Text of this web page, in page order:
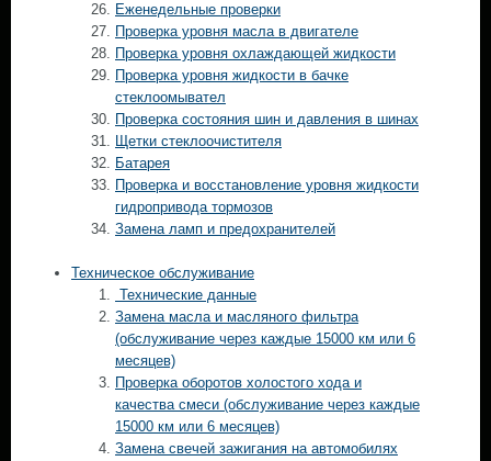
Еженедельные проверки
Проверка уровня масла в двигателе
Проверка уровня охлаждающей жидкости
Проверка уровня жидкости в бачке
стеклоомывател
Проверка состояния шин и давления в шинах
Щетки стеклоочистителя
Батарея
Проверка и восстановление уровня жидкости
гидропривода тормозов
Замена ламп и предохранителей
Техническое обслуживание
Технические данные
Замена масла и масляного фильтра
(обслуживание через каждые 15000 км или 6
месяцев)
Проверка оборотов холостого хода и
качества смеси (обслуживание через каждые
15000 км или 6 месяцев)
Замена свечей зажигания на автомобилях